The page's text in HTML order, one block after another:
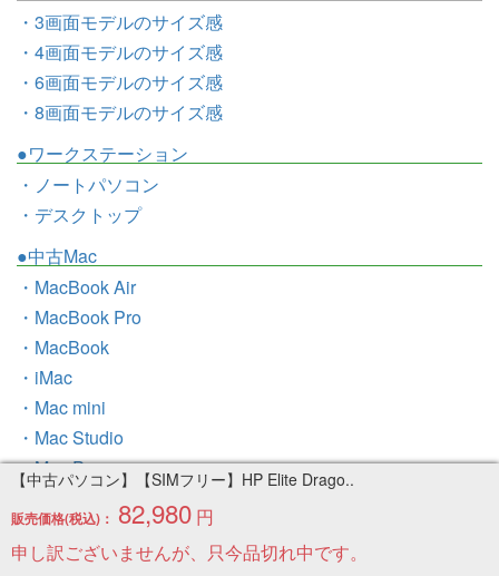
【中古パソコン】【SIMフリー】HP Elite Drago..
販売価格(税込)： 82,980 円
申し訳ございませんが、只今品切れ中です。
・3画面モデルのサイズ感
・4画面モデルのサイズ感
・6画面モデルのサイズ感
・8画面モデルのサイズ感
●ワークステーション
・ノートパソコン
・デスクトップ
●中古Mac
・MacBook Air
・MacBook Pro
・MacBook
・iMac
・Mac mini
・Mac Studio
・Mac Pro
●周辺機器一覧
●お客様の声